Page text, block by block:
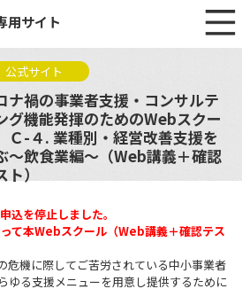
用サイト
公式サイト
ナ禍の事業者支援・コンサルテ
グ機能発揮のためのWebスクー
-４. 業種別・経営改善支援を
～飲食業編～（Web講義＋確認
ト）
を停止しました。
て本Webスクール（Web講義＋確認テス
危機に際してご苦労されている中小事業者
ゆる支援メニューを用意し提供するために